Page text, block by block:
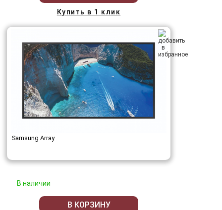
Купить в 1 клик
Samsung Array
В наличии
В КОРЗИНУ